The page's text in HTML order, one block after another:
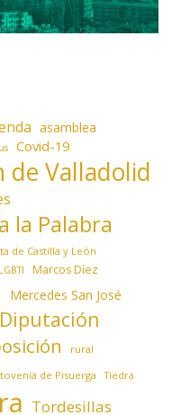
asamblea
Covid-19
de Valladolid
la Palabra
de Castilla y León
LGBTI Marcos Díez
Mercedes San José
rural
de Pisuerga Tiedra
Tordesillas